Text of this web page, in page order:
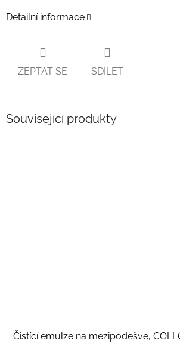
Detailní informace
ZEPTAT SE SDÍLET
Související produkty
Čistící emulze na mezipodešve,